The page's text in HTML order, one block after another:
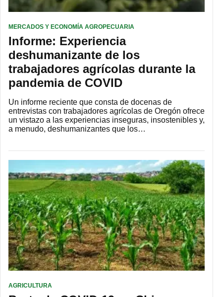
MERCADOS Y ECONOMÍA AGROPECUARIA
Informe: Experiencia
deshumanizante de los
trabajadores agrícolas durante la
pandemia de COVID
Un informe reciente que consta de docenas de
entrevistas con trabajadores agrícolas de Oregón ofrece
un vistazo a las experiencias inseguras, insostenibles y,
a menudo, deshumanizantes que los…
AGRICULTURA